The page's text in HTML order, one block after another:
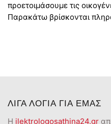
προετοιμάσουμε τις
Παρακάτω βρίσκονται
ΛΙΓΑ ΛΟΓΙΑ ΓΙΑ ΕΜΑΣ
Η ilektrologosathina24.gr